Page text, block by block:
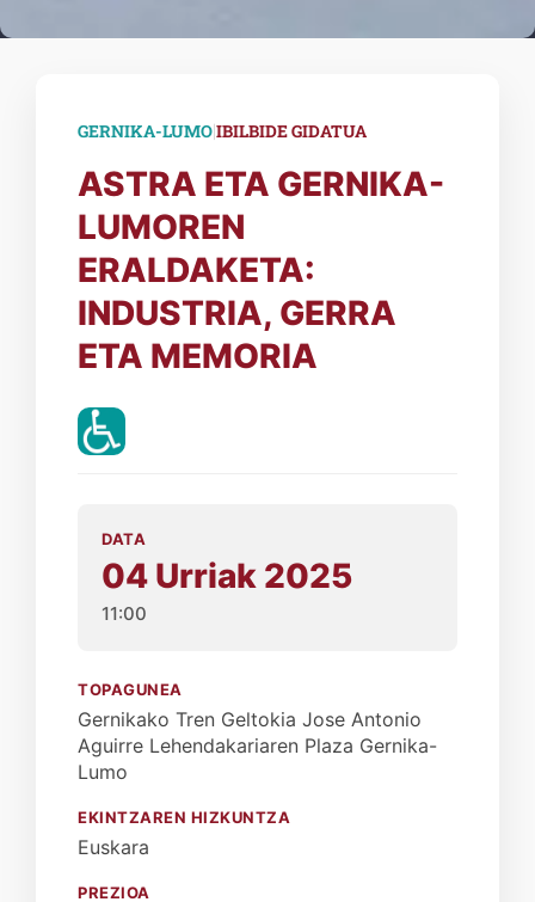
GERNIKA-LUMO|IBILBIDE GIDATUA
ASTRA ETA GERNIKA-
LUMOREN
ERALDAKETA:
INDUSTRIA, GERRA
ETA MEMORIA
DATA
04 Urriak 2025
11:00
TOPAGUNEA
Gernikako Tren Geltokia Jose Antonio
Aguirre Lehendakariaren Plaza Gernika-
Lumo
EKINTZAREN HIZKUNTZA
Euskara
PREZIOA